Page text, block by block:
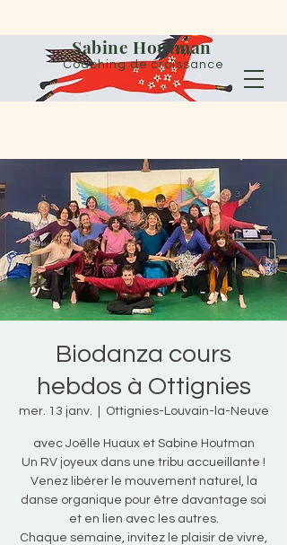
Sabine Houtman
Coaching de croissance
Biodanza cours
hebdos à Ottignies
mer. 13 janv. Ottignies-Louvain-la-Neuve
avec Joëlle Huaux et Sabine Houtman
Un RV joyeux dans une tribu accueillante !
Venez libérer le mouvement naturel, la
danse organique pour être davantage soi
et en lien avec les autres.
Chaque semaine, invitez le plaisir de vivre,